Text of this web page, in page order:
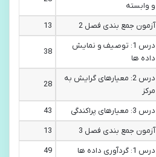
و وابسته
آزمون جمع بندی فصل 2 13
درس 1: توصیف و نمایش
داده ها
38
درس 2: معیارهای گرایش به
مرکز
28
درس 3: معیارهای پراکندگی
43
آزمون جمع بندی فصل 3
13
درس 1: گردآوری داده ها
49